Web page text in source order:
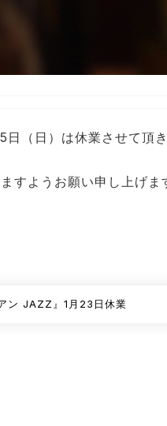
日（日）は休業させて頂
すようお願い申し上げま
ン JAZZ』1月23日休業